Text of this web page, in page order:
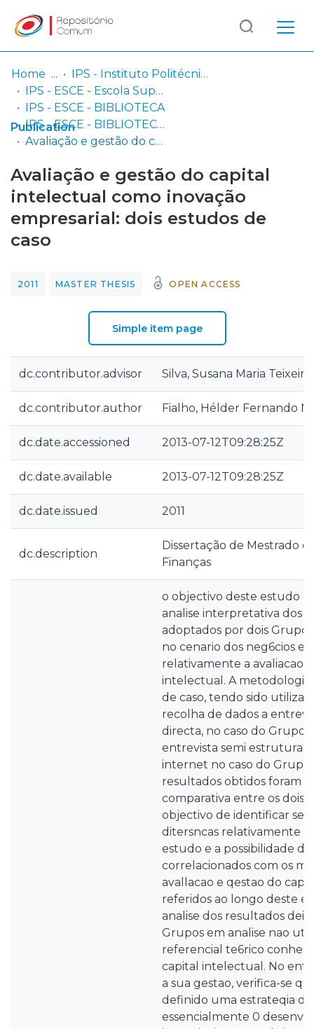
Communities
& Collections
Browse repository
Statistics
Log
In
(current)
Home
IPS - Instituto Politécnico de Setúbal
IPS - ESCE - Escola Superior de Ciências Empresariais
IPS - ESCE - BIBLIOTECA
IPS - ESCE - BIBLIOTECA - Dissertações de mestrado
Avaliação e gestão do capital intelectual como inovação empresarial: dois estudos de caso
Publication
Avaliação e gestão do capital
intelectual como inovação
empresarial: dois estudos de
caso
2011 MASTER THESIS OPEN ACCESS
Simple item page
dc.contributor.advisor Silva, Susana Maria Teixeira
dc.contributor.author Fialho, Hélder Fernando
dc.date.accessioned 2013-07-12T09:28:25Z
dc.date.available 2013-07-12T09:28:25Z
dc.date.issued 2011
dc.description
Dissertação de Mestrado
Finanças
o objectivo deste estudo
analise interpretativa dos
adoptados por dois
no cenario dos neg6cios
relativamente a avaliacao
intelectual. A
de caso, tendo sido
recolha de dados a
directa, no caso do Grupo
entrevista semi
internet no caso do Grupo
resultados obtidos foram
comparativa entre os dois
objectivo de identificar
ditersncas relativamente
estudo e a possibilidade
correlacionados com os
avallacao e qestao do
referidos ao longo deste
analise dos resultados
Grupos em analise nao
referencial te6rico
capital intelectual. No
a sua gestao, verifica-se
definido uma estrateqia
essencialmente 0